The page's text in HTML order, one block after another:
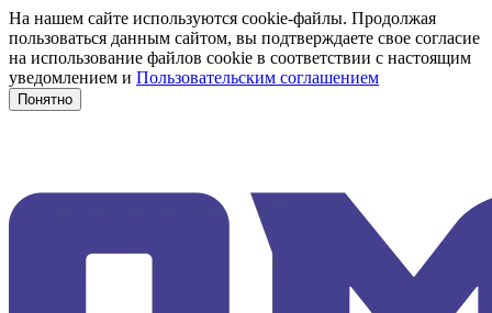
На нашем сайте используются cookie-файлы. Продолжая
пользоваться данным сайтом, вы подтверждаете свое согласие
на использование файлов cookie в соответствии с настоящим
уведомлением и Пользовательским соглашением
Понятно